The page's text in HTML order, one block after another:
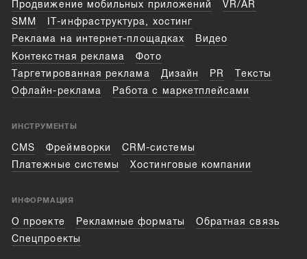
Продвижение мобильных приложений
VR/AR
SMM
IT-инфраструктура, хостинг
Реклама на интернет-площадках
Видео
Контекстная реклама
Фото
Таргетированная реклама
Дизайн PR
Тексты
Офлайн-реклама
Работа с маркетплейсами
ИНСТРУМЕНТЫ
CMS Фреймворки
CRM-системы
Платежные системы
Хостинговые компании
ИНФОРМАЦИЯ
О проекте Рекламные форматы
Обратная связь
Спецпроекты